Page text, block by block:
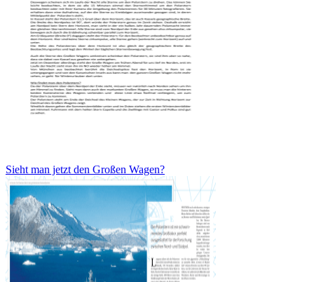
Sieht man jetzt den Großen Wagen?